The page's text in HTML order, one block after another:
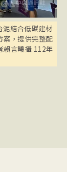
結合低碳建材
案，提供完整配
賴言曦攝 112年